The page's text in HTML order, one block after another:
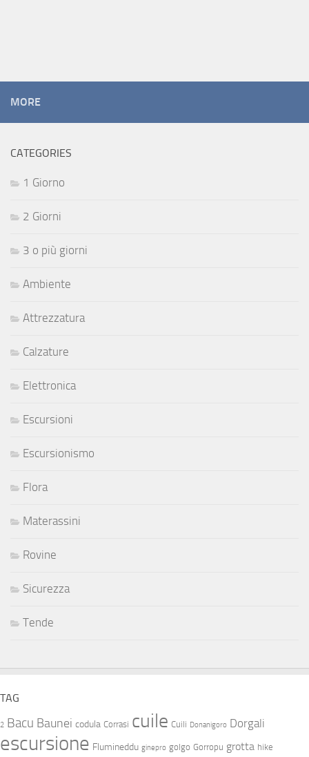
MORE
CATEGORIES
1 Giorno
2 Giorni
3 o più giorni
Ambiente
Attrezzatura
Calzature
Elettronica
Escursioni
Escursionismo
Flora
Materassini
Rovine
Sicurezza
Tende
TAG
2 Bacu Baunei codula Corrasi cuile Cuili Donanigoro Dorgali
escursione Flumineddu ginepro golgo Gorropu grotta hike